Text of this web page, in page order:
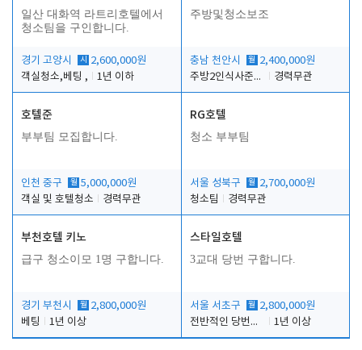
일산 대화역 라트리호텔에서
청소팀을 구인합니다.
경기 고양시 시
2,600,000원
객실청소,베팅 ,
1년 이하
주방및청소보조
충남 천안시 월 2,400,000원
주방2인식사준비및청소린렌보조
경력무관
호텔준
부부팀 모집합니다.
인천 중구 월 5,000,000원
객실 및 호텔청소
경력무관
RG호텔
청소 부부팀
서울 성북구 월 2,700,000원
청소팀
경력무관
부천호텔 키노
급구 청소이모 1명 구합니다.
경기 부천시 월 2,800,000원
베팅
1년 이상
스타일호텔
3교대 당번 구합니다.
서울 서초구 월 2,800,000원
전반적인 당번업무
1년 이상